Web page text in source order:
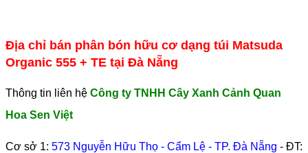
Địa chỉ bán phân bón hữu cơ dạng túi Matsuda
Organic 555 + TE tại Đà Nẵng
Thông tin liên hệ Công ty TNHH Cây Xanh Cảnh Quan
Hoa Sen Việt
Cơ sở 1: 573 Nguyễn Hữu Thọ - Cẩm Lệ - TP. Đà Nẵng - ĐT: